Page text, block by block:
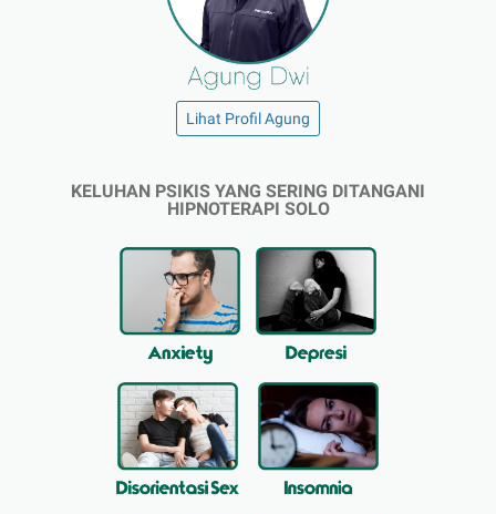
Lihat Profil Agung
KELUHAN PSIKIS YANG SERING DITANGANI
HIPNOTERAPI SOLO